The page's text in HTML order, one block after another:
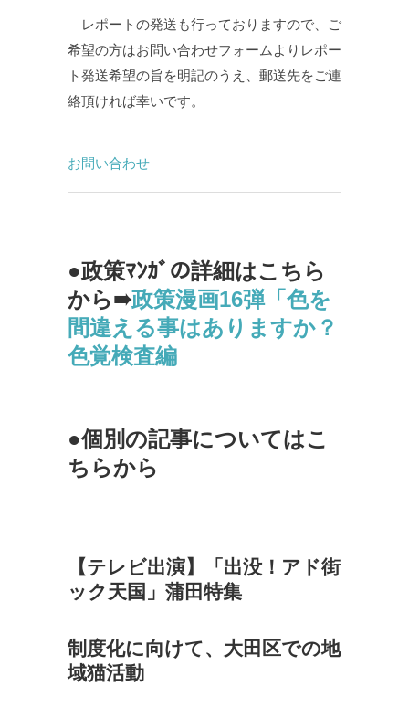
レポートの発送も行っておりますので、ご
希望の方はお問い合わせフォームよりレポー
ト発送希望の旨を明記のうえ、郵送先をご連
絡頂ければ幸いです。
お問い合わせ
●政策ﾏﾝｶﾞの詳細はこちら
から➠政策漫画16弾「色を
間違える事はありますか？
色覚検査編
●個別の記事についてはこ
ちらから
【テレビ出演】「出没！アド街
ック天国」蒲田特集
制度化に向けて、大田区での地
域猫活動